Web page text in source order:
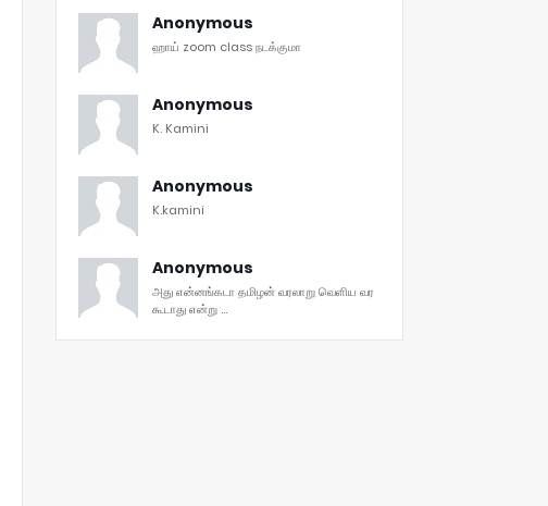
Anonymous
ஹாய் zoom class நடக்குமா
Anonymous
K. Kamini
Anonymous
K.kamini
Anonymous
அது என்னங்கடா தமிழன் வரலாறு வெளிய வர
கூடாது என்று ...